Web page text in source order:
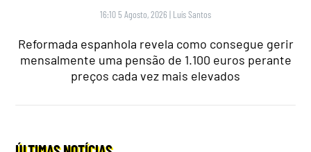
16:10 5 Agosto, 2026 | Luís Santos
Reformada espanhola revela como consegue gerir
mensalmente uma pensão de 1.100 euros perante
preços cada vez mais elevados